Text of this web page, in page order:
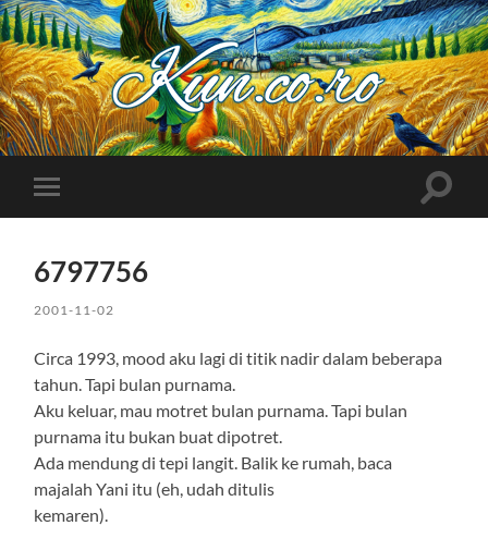
Kuncoro++
Toggle
mobile
Toggle
6797756
2001-11-02
Circa 1993, mood aku lagi di titik nadir dalam beberapa
tahun. Tapi bulan purnama.
Aku keluar, mau motret bulan purnama. Tapi bulan
purnama itu bukan buat dipotret.
Ada mendung di tepi langit. Balik ke rumah, baca
majalah Yani itu (eh, udah ditulis
kemaren).